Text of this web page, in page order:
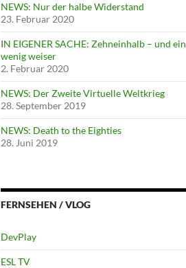
NEWS: Nur der halbe Widerstand
23. Februar 2020
IN EIGENER SACHE: Zehneinhalb – und ein
wenig weiser
2. Februar 2020
NEWS: Der Zweite Virtuelle Weltkrieg
28. September 2019
NEWS: Death to the Eighties
28. Juni 2019
FERNSEHEN / VLOG
DevPlay
ESL TV